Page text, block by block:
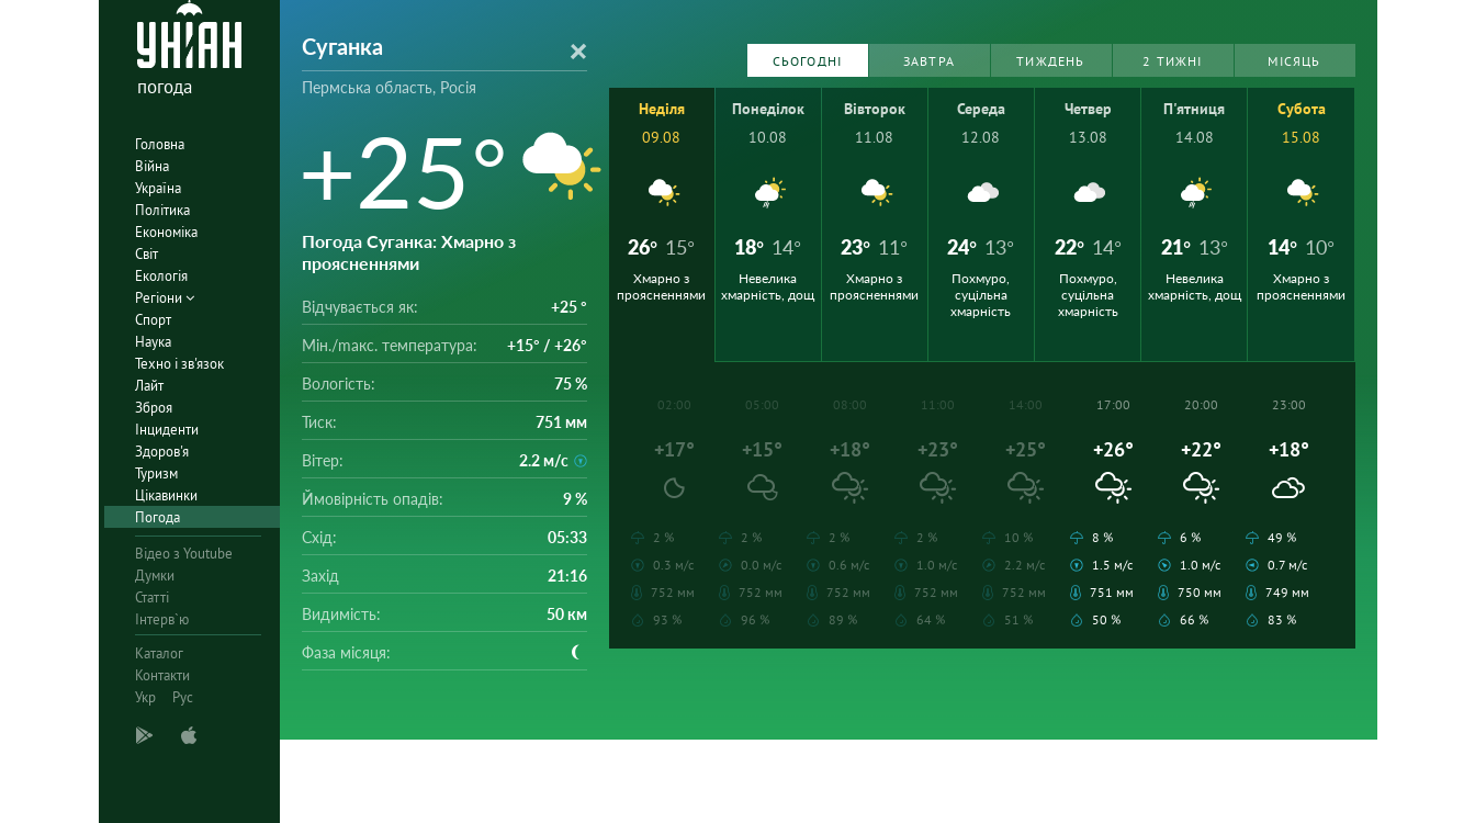
погода
Головна
Війна
Україна
Політика
Економіка
Світ
Екологія
Регіони
Спорт
Наука
Техно і зв'язок
Лайт
Зброя
Інциденти
Здоров'я
Туризм
Цікавинки
Погода
Відео з Youtube
Думки
Статті
Інтерв`ю
Каталог
Контакти
Укр
Рус
Суганка
Пермська область, Росія
+25°
Погода Суганка: Хмарно з
проясненнями
Відчувається як: +25 °
Мін./mакс. температура: +15° / +26°
Вологість: 75 %
Тиск: 751 мм
Вітер: 2.2 м/с
Ймовірність опадів: 9 %
Схід: 05:33
Захід 21:16
Видимість: 50 км
Фаза місяця:
СЬОГОДНІ ЗАВТРА ТИЖДЕНЬ 2 ТИЖНІ МІСЯЦЬ
Неділя
09.08
26° 15°
Хмарно з
проясненнями
Понеділок
10.08
18° 14°
Невелика
хмарність, дощ
Вівторок
11.08
23° 11°
Хмарно з
проясненнями
Середа
12.08
24° 13°
Похмуро,
суцільна
хмарність
Четвер
13.08
22° 14°
Похмуро,
суцільна
хмарність
П'ятниця
14.08
21° 13°
Невелика
хмарність, дощ
Субота
15.08
14° 10°
Хмарно з
проясненнями
02:00
+17°
2 %
0.3 м/с
752 мм
93 %
05:00
+15°
2 %
0.0 м/с
752 мм
96 %
08:00
+18°
2 %
0.6 м/с
752 мм
89 %
11:00
+23°
2 %
1.0 м/с
752 мм
64 %
14:00
+25°
10 %
2.2 м/с
752 мм
51 %
17:00
+26°
8 %
1.5 м/с
751 мм
50 %
20:00
+22°
6 %
1.0 м/с
750 мм
66 %
23:00
+18°
49 %
0.7 м/с
749 мм
83 %